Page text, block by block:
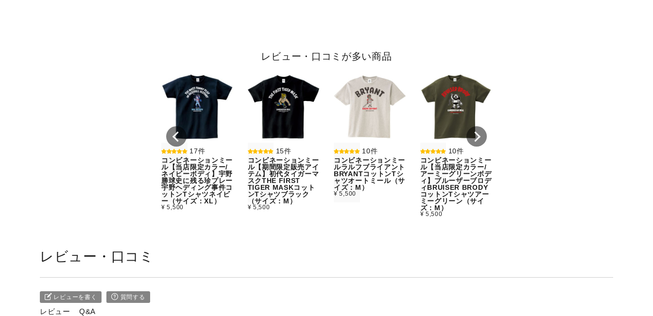
レビュー・口コミが多い商品
17件
コンビネーションミー
ル【当店限定カラー/
ネイビーボディ】宇野
勝球史に残る珍プレー
宇野ヘディング事件コ
ットンTシャツネイビ
ー（サイズ：XL）
¥ 5,500
15件
コンビネーションミー
ル【期間限定販売アイ
テム】初代タイガーマ
スクTHE FIRST
TIGER MASKコット
ンTシャツブラック
（サイズ：M）
¥ 5,500
10件
コンビネーションミー
ルラルフブライアント
BRYANTコットンTシ
ャツオートミール（サ
イズ：M）
¥ 5,500
10件
コンビネーションミー
ル【当店限定カラー/
アーミーグリーンボデ
ィ】ブルーザーブロデ
ィBRUISER BRODY
コットンTシャツアー
ミーグリーン（サイ
ズ：M）
¥ 5,500
レビュー・口コミ
レビューを書く 質問する
レビュー Q&A